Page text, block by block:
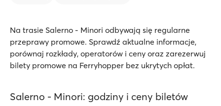
Na trasie Salerno - Minori odbywają się regularne
przeprawy promowe. Sprawdź aktualne informacje,
porównaj rozkłady, operatorów i ceny oraz zarezerwuj
bilety promowe na Ferryhopper bez ukrytych opłat.
Salerno - Minori: godziny i ceny biletów